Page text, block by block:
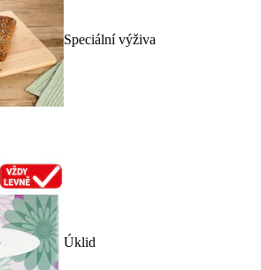
Speciální výživa
Úklid